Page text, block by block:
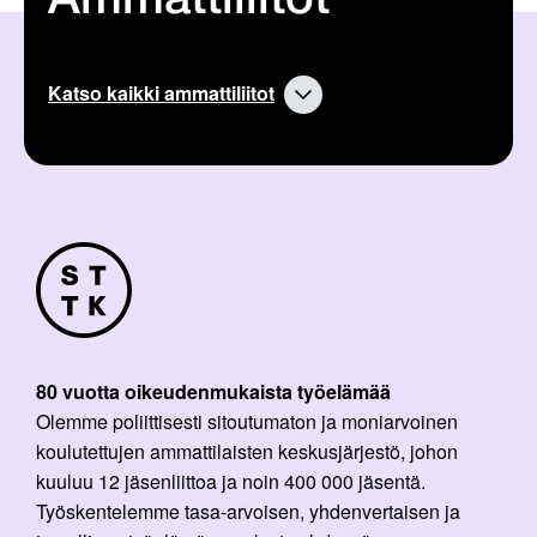
Katso kaikki ammattiliitot
80 vuotta oikeudenmukaista työelämää
Olemme poliittisesti sitoutumaton ja moniarvoinen
koulutettujen ammattilaisten keskusjärjestö, johon
kuuluu 12 jäsenliittoa ja noin 400 000 jäsentä.
Työskentelemme tasa-arvoisen, yhdenvertaisen ja